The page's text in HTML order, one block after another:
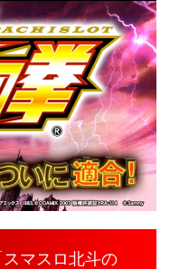
マスロ北斗の